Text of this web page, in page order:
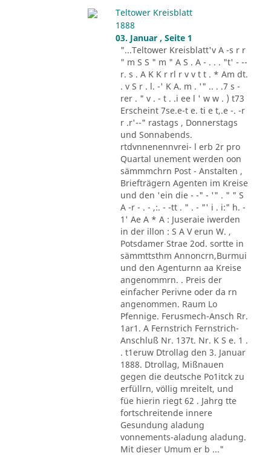
Teltower Kreisblatt
1888
03. Januar , Seite 1
"...Teltower Kreisblatt'v A -s r r
" m S S " m " A S . A - . . . "t' - --
r. s . A K K r rl r v v t t . * Am dt.
. v S r . l. -' K A. m . '" .. . .7 s -
rer . " v . - t . .i ee l ' w w . ) t73
Erscheint 7se.e-t e. ti e t,.e -. -r
r .r'--" rastags , Donnerstags
und Sonnabends.
rtdvnnenennvrei- l erb 2r pro
Quartal unement werden oon
sämmmchrn Post - Anstalten ,
Briefträgern Agenten im Kreise
und den 'ein die - -" - '" . " " S
A -r - . - ,:. - -tt . " . - "' i . i:" h. -
1' Ae A * A : Juseraie iwerden
in der illon : S A V erun W. ,
Potsdamer Strae 2od. sortte in
sämmttsthm Annoncrn,Burmui
und den Agenturnn aa Kreise
angenommrn. . Preis der
einfacher Perivne oder da rn
angenommen. Raum Lo
Pfennige. Ferusmech-Ansch Rr.
1ar1. A Fernstrich Fernstrich-
Anschluß Nr. 137t. Nr. K S e. 1 .
. t1eruw Dtrollag den 3. Januar
1888. Dtrollag, Mißnauen
gegen die deutsche Po1itck zu
erfüllrn, völlig mreitelt, und
füe hierin riegt 62 . Jahrg tte
fortschreitende innere
Gesundung aladung
vonnements-aladung aladung.
Mit dieser Umum er b ..."